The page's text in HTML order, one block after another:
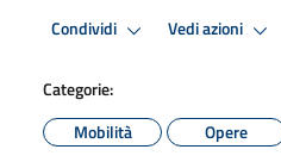
Condividi Vedi azioni
Categorie:
Mobilità
Opere